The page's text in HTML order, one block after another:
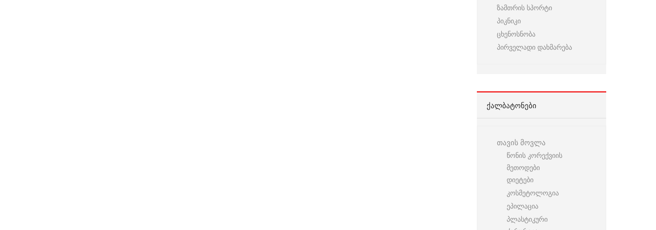
ზამთრის სპორტი
პიკნიკი
ცხენოსნობა
პირველადი დახმარება
ᲥᲐᲚᲑᲐᲢᲝᲜᲔᲑᲘ
თავის მოვლა
წონის კორექვიის
მეთოდები
დიეტები
კოსმეტოლოგია
ეპილაცია
პლასტიკური